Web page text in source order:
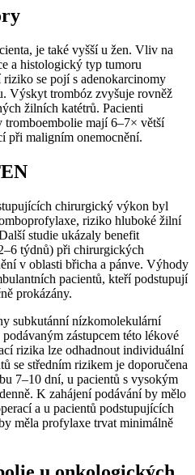
je také vyšší u žen. Vliv na
a histologický typ tumoru
se pojí s adenokarcinomy
Výskyt trombóz zvyšuje rovněž
žilních katétrů. Pacienti
tromboembolie mají 6–7× větší
při maligním onemocnění.
chirurgický výkon byl
riziko hluboké žilní
studie ukázaly benefit
týdnů) při chirurgických
v oblasti břicha a pánve. Výhody
pacientů, kteří podstupují
prokázány.
subkutánní nízkomolekulární
zástupcem této lékové
rizika lze odhadnout individuální
se středním rizikem je doporučena
7–10 dní, u pacientů s vysokým
K zahájení podávání by mělo
a u pacientů podstupujících
měla profylaxe trvat minimálně